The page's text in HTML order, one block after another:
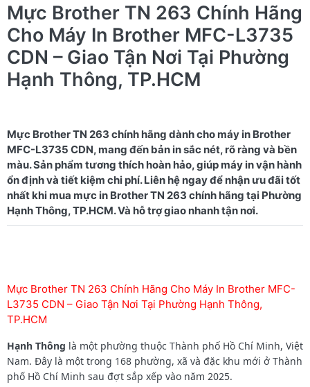
Mực Brother TN 263 Chính Hãng
Cho Máy In Brother MFC-L3735
CDN – Giao Tận Nơi Tại Phường
Hạnh Thông, TP.HCM
Mực Brother TN 263 chính hãng dành cho máy in Brother
MFC-L3735 CDN, mang đến bản in sắc nét, rõ ràng và bền
màu. Sản phẩm tương thích hoàn hảo, giúp máy in vận hành
ổn định và tiết kiệm chi phí. Liên hệ ngay để nhận ưu đãi tốt
nhất khi mua mực in Brother TN 263 chính hãng tại Phường
Mực Brother TN 263 Chính Hãng Cho Máy In Brother MFC-
L3735 CDN – Giao Tận Nơi Tại Phường Hạnh Thông,
TP.HCM
Hạnh Thông là một phường thuộc Thành phố Hồ Chí Minh, Việt
Nam. Đây là một trong 168 phường, xã và đặc khu mới ở Thành
phố Hồ Chí Minh sau đợt sắp xếp vào năm 2025.